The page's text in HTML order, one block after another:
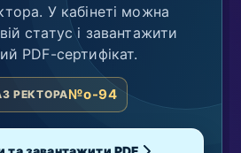
У кабінеті можна
статус і завантажити
PDF-сертифікат.
РЕКТОРА№o-94